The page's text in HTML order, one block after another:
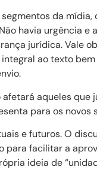
da mídia,
havia urgência e
jurídica. Vale
ao texto
aqueles que
para os novos
e futuros. O
para facilitar a
ideia de